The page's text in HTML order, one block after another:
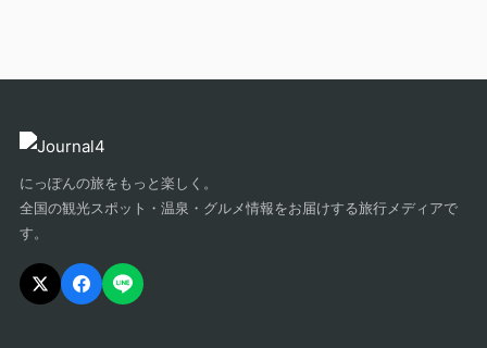
にっぽんの旅をもっと楽しく。
全国の観光スポット・温泉・グルメ情報をお届けする旅行メディアで
す。